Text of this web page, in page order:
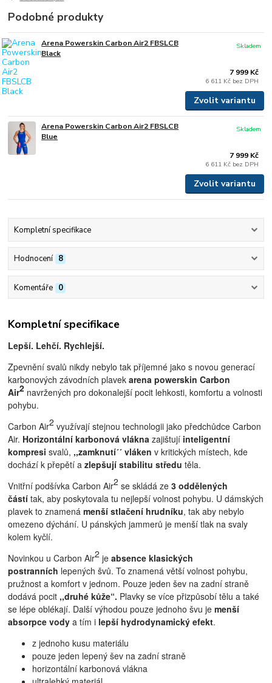
Podobné produkty
Arena Powerskin Carbon Air2 FBSLCB
Black
7 999 Kč
6 611 Kč bez DPH
Skladem
Zvolit variantu
Arena Powerskin Carbon Air2 FBSLCB
Blue
7 999 Kč
6 611 Kč bez DPH
Skladem
Zvolit variantu
Kompletní specifikace
Hodnocení 8
Komentáře 0
Kompletní specifikace
Lepší. Lehčí. Rychlejší.
Zpevnění svalů nikdy nebylo tak příjemné jako s novou generací
karbonových závodních plavekarena powerskin Carbon
Air2 navržených pro dokonalejší pocit lehkosti, komfortu a volnosti
pohybu.
Carbon Air2 využívají stejnou technologii jako předchůdce Carbon
Air. Horizontální karbonová vlákna zajištují inteligentní
kompresisvalů, ,,zamknutí´´ vláken v kritických místech, kde
dochází k přepětí azlepšují stabilitu středu těla.
Vnitřní podšívka Carbon Air2 se skládá ze3 oddělených
částí tak, aby poskytovala tu nejlepší volnost pohybu. U dámských
plavek to znamenámenší stlačení hrudníku, tak aby nebylo
omezeno dýchání. U pánských jammerů je menší tlak na svaly
kolem kyčlí.
Novinkou u Carbon Air2 jeabsence klasických
postranních lepených švů. To znamená větší volnost pohybu,
pružnost a komfort v jednom. Pouze jeden šev na zadní straně
dodává pocit ,,druhé kůže“. Plavky se více přizpůsobí tělu a také
se lépe oblékají. Další výhodou pouze jednoho švu jemenší
absorpce vody a tím i lepší hydrodynamický efekt.
z jednoho kusu materiálu
pouze jeden lepený šev na zadní straně
horizontální karbonová vlákna